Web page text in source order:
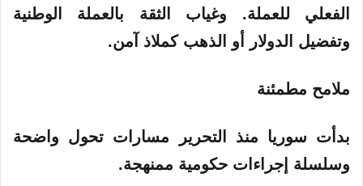
الفعلي للعملة. وغياب الثقة بالعملة الوطنية
وتفضيل الدولار أو الذهب كملاذ آمن.
ملامح مطمئنة
بدأت سوريا منذ التحرير مسارات تحول واضحة
وسلسلة إجراءات حكومية ممنهجة.